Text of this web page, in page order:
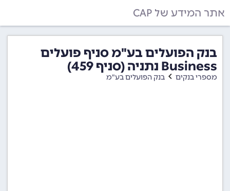
אתר המידע של CAP
בנק הפועלים בע"מ סניף פועלים
Business נתניה (סניף 459)
מספרי בנקים בנק הפועלים בע"מ